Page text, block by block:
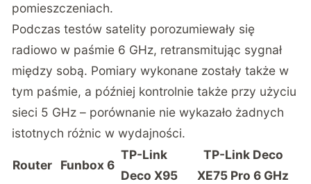
pomieszczeniach.
Podczas testów satelity porozumiewały się
radiowo w paśmie 6 GHz, retransmitując sygnał
między sobą. Pomiary wykonane zostały także w
tym paśmie, a później kontrolnie także przy użyciu
sieci 5 GHz – porównanie nie wykazało żadnych
istotnych różnic w wydajności.
Router Funbox 6
TP-Link
Deco X95
TP-Link Deco
XE75 Pro 6 GHz